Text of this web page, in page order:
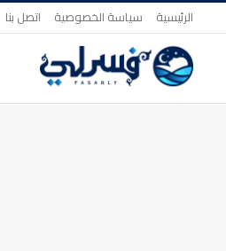
الرئيسية سياسة الخصوصية اتصل بنا